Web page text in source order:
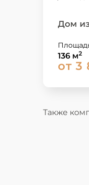
Дом
136 м2
от 3
Также